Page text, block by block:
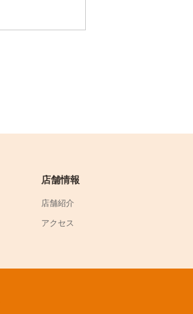
店舗情報
店舗紹介
アクセス